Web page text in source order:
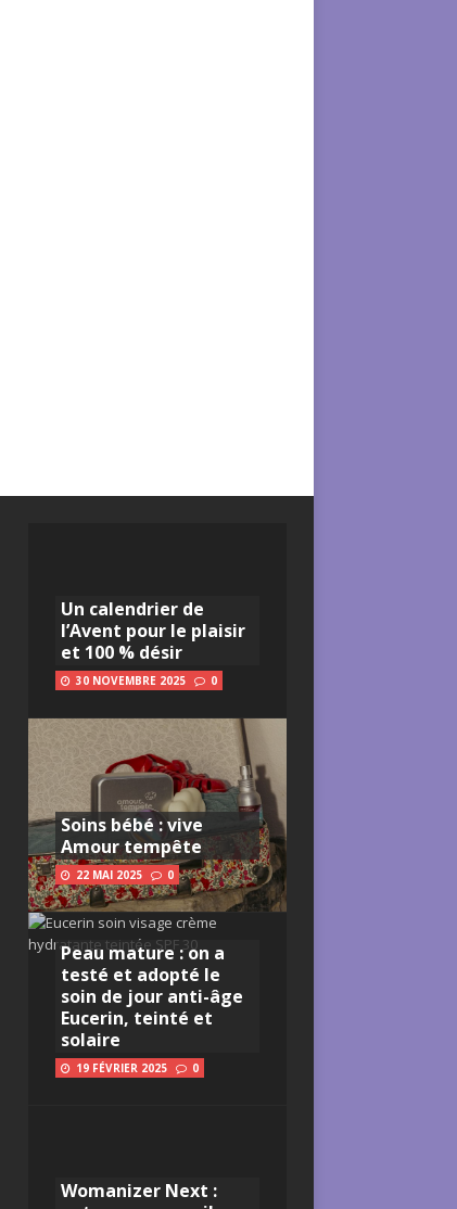
Un calendrier de
l’Avent pour le plaisir
et 100 % désir
30 NOVEMBRE 2025 0
Soins bébé : vive
Amour tempête
22 MAI 2025 0
Peau mature : on a
testé et adopté le
soin de jour anti-âge
Eucerin, teinté et
solaire
19 FÉVRIER 2025 0
Womanizer Next :